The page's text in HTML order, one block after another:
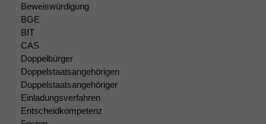
Beweiswürdigung
BGE
BIT
CAS
Doppelbürger
Doppelstaatsangehörigen
Doppelstaatsangehöriger
Einladungsverfahren
Entscheidkompetenz